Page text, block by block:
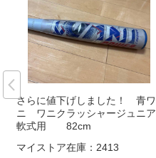
さらに値下げしました！ 青ワ
ニ ワニクラッシャージュニア
軟式用 82cm
マイストア在庫： 2413